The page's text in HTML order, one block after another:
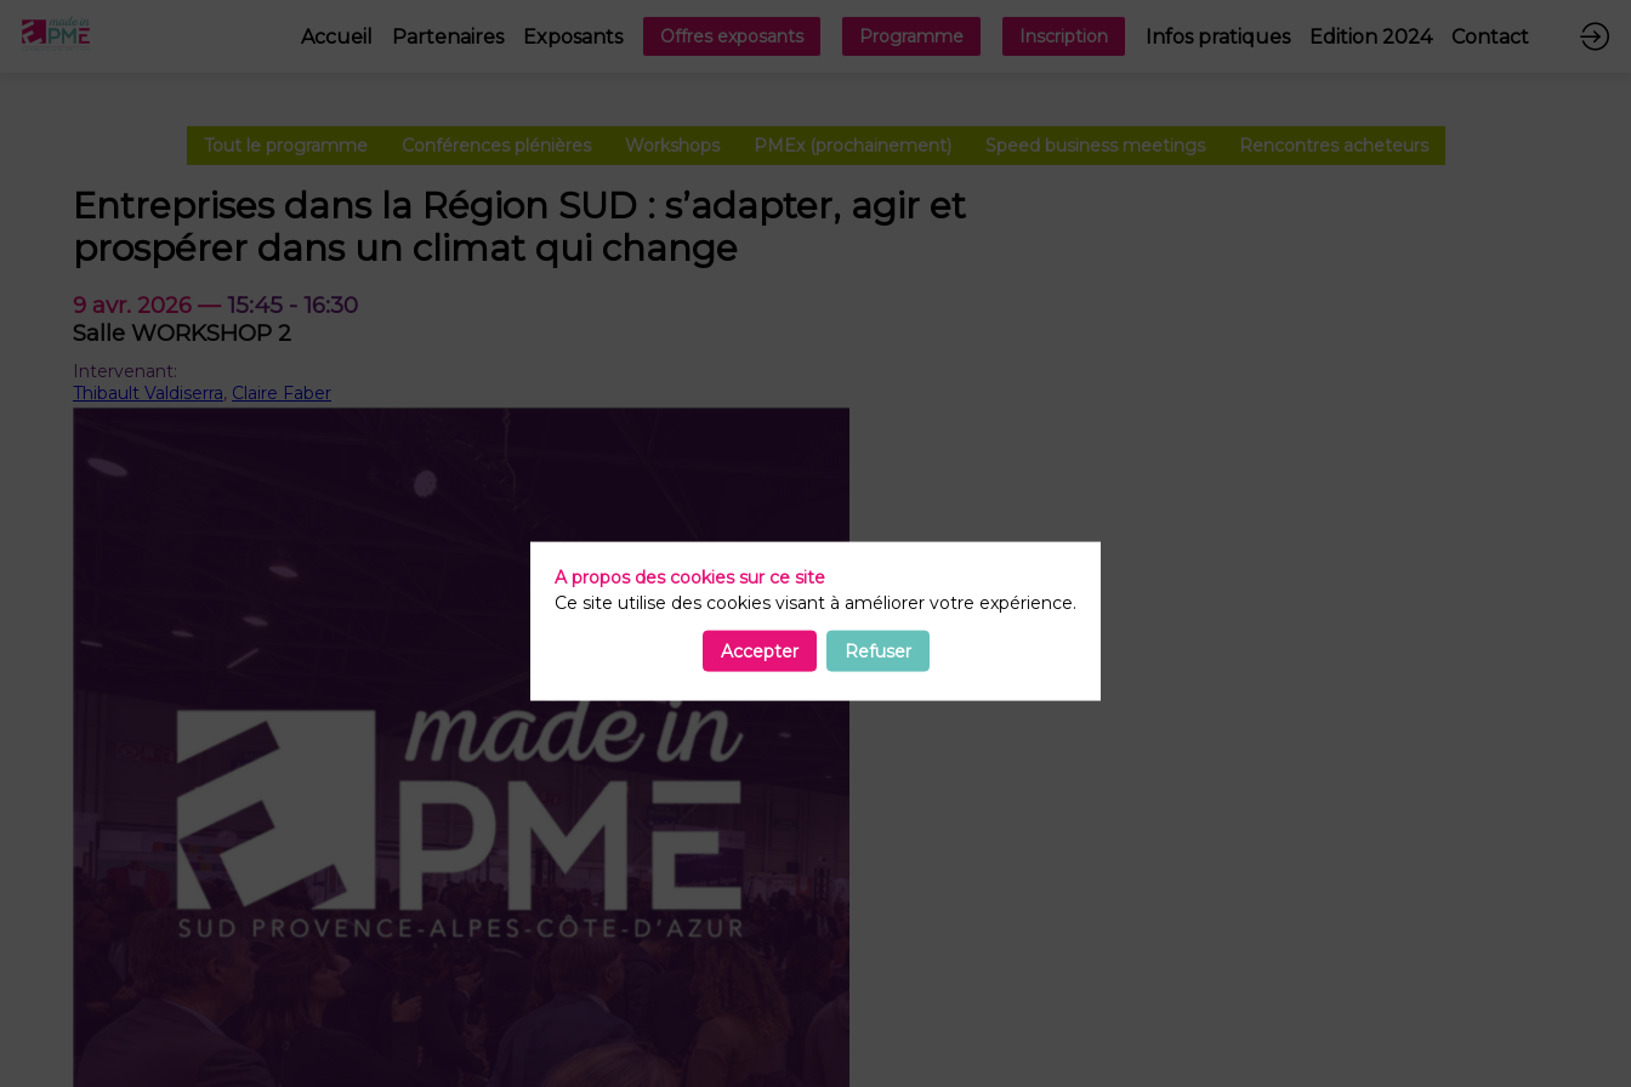
Accueil Partenaires Exposants Offres exposants Programme Inscription Infos pratiques Edition 2024 Contact
Tout le programme Conférences plénières Workshops PMEx (prochainement) Speed business meetings Rencontres acheteurs
Entreprises dans la Région SUD : s’adapter, agir et
prospérer dans un climat qui change
9 avr. 2026 — 15:45 - 16:30
Salle WORKSHOP 2
Intervenant:
Thibault Valdiserra, Claire Faber
A propos des cookies sur ce site
Ce site utilise des cookies visant à améliorer votre expérience.
Accepter Refuser